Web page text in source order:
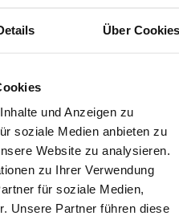
Über
und Anzeigen zu
soziale Medien anbieten zu
Website zu analysieren.
zu Ihrer Verwendung
für soziale Medien,
Unsere Partner führen diese
können wir Ihnen
hier leider nicht anzeigen.
zu bearbeiten.